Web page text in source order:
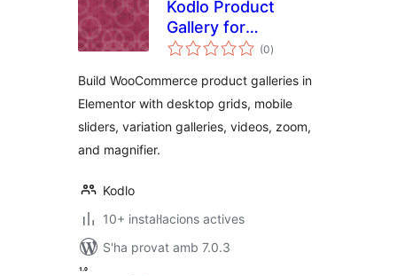
Kodlo Product
Gallery for
Elementor
(0puntuacions
totals
)
Build WooCommerce product galleries in
Elementor with desktop grids, mobile
sliders, variation galleries, videos, zoom,
and magnifier.
Kodlo
10+ instal·lacions actives
S'ha provat amb 7.0.3